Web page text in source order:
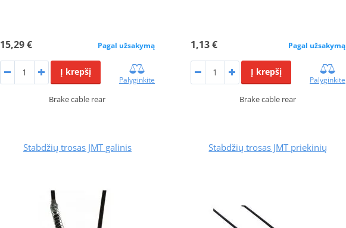
15,29 € Pagal užsakymą
Į krepšį
Palyginkite
Brake cable rear
1,13 € Pagal užsakymą
Į krepšį
Palyginkite
Brake cable rear
Stabdžių trosas JMT galinis Stabdžių trosas JMT priekinių